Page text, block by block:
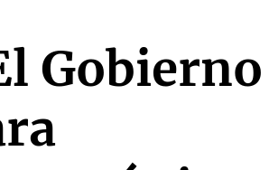
Gobierno